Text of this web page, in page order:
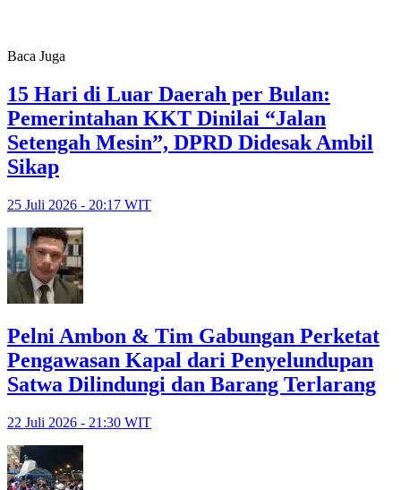
Baca Juga
15 Hari di Luar Daerah per Bulan:
Pemerintahan KKT Dinilai “Jalan
Setengah Mesin”, DPRD Didesak Ambil
Sikap
25 Juli 2026 - 20:17 WIT
Pelni Ambon & Tim Gabungan Perketat
Pengawasan Kapal dari Penyelundupan
Satwa Dilindungi dan Barang Terlarang
22 Juli 2026 - 21:30 WIT